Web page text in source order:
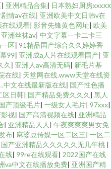
| 亚洲精品合集| 日本熟妇厨房xxxⅹⅹ
情av在线| 亚洲欧美中文日韩v在
在线观看| 影音先锋黄色网址| 欧美
亚洲丝袜av| 中文字幕一卡二卡三
区| 91精品国产综合久久婷婷香
99| 亚洲成a人片在线观看国产| 亚
久 | 亚洲人av高清无码| 新毛片基
在线| 天堂网在线.www天堂在线资
中文在线最新版在线| 国产性色播
区日韩| 国产精品免费久久久 | 黑人
产顶级毛片| 一级女人毛片| 97xxx|
视| 国产高清视频在线| 亚洲精品
| 亚洲精品人人 | 午夜爽爽爽男女免
布| 麻婆豆传媒一区二区三| 一区二
国产亚洲精品久久久久久无几年桃 |
线| 99re在线观看| 2022国产在线
va中文在线播放免费| 亚洲国产精